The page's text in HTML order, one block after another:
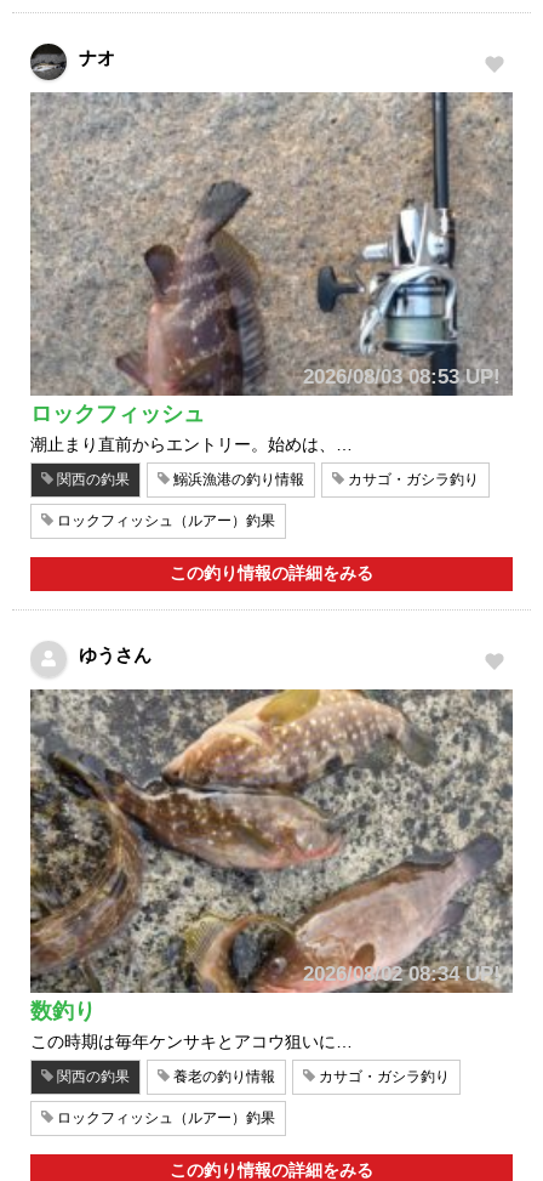
ナオ
2026/08/03 08:53 UP!
ロックフィッシュ
潮止まり直前からエントリー。始めは、…
関西の釣果 鰯浜漁港の釣り情報 カサゴ・ガシラ釣り
ロックフィッシュ（ルアー）釣果
この釣り情報の詳細をみる
ゆうさん
2026/08/02 08:34 UP!
数釣り
この時期は毎年ケンサキとアコウ狙いに…
関西の釣果 養老の釣り情報 カサゴ・ガシラ釣り
ロックフィッシュ（ルアー）釣果
この釣り情報の詳細をみる